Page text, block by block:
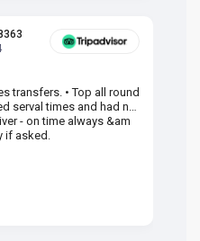
transfers. • Top all round
serval times and had no
- on time always &am
if asked.